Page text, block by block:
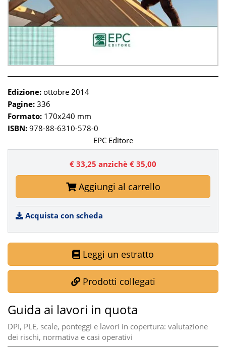
Edizione: ottobre 2014
Pagine: 336
Formato: 170x240 mm
ISBN: 978-88-6310-578-0
EPC Editore
€ 33,25 anzichè € 35,00
Aggiungi al carrello
Acquista con scheda
Leggi un estratto
Prodotti collegati
Guida ai lavori in quota
DPI, PLE, scale, ponteggi e lavori in copertura: valutazione
dei rischi, normativa e casi operativi